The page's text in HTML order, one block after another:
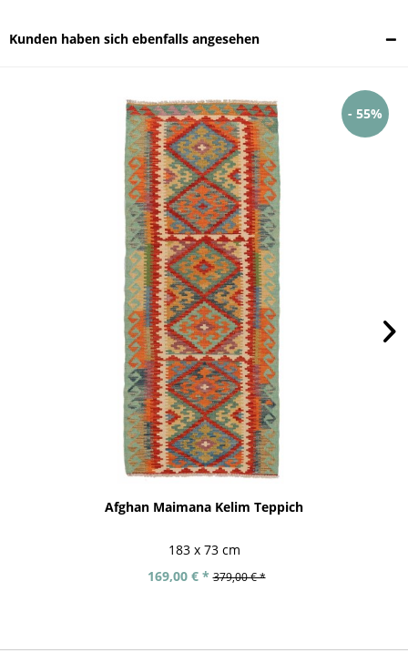
Kunden haben sich ebenfalls angesehen
- 55%
Afghan Maimana Kelim Teppich
183 x 73 cm
169,00 € * 379,00 € *